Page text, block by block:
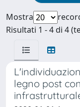
Mostra
Risultati 1 - 4 di 4
legno post